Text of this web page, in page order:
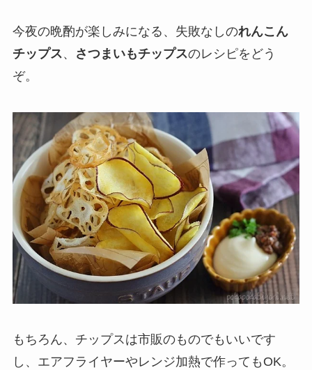
今夜の晩酌が楽しみになる、失敗なしのれんこん
チップス、 さつまいもチップスのレシピをどう
ぞ。
もちろん、チップスは市販のものでもいいです
し、エアフライヤーやレンジ加熱で作ってもOK。